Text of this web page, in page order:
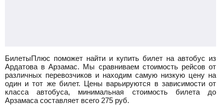
БилетыПлюс поможет найти и купить билет на автобус из
Ардатова в Арзамас. Мы сравниваем стоимость рейсов от
различных перевозчиков и находим самую низкую цену на
один и тот же билет. Цены варьируются в зависимости от
класса автобуса, минимальная стоимость билета до
Арзамаса составляет всего 275 руб.